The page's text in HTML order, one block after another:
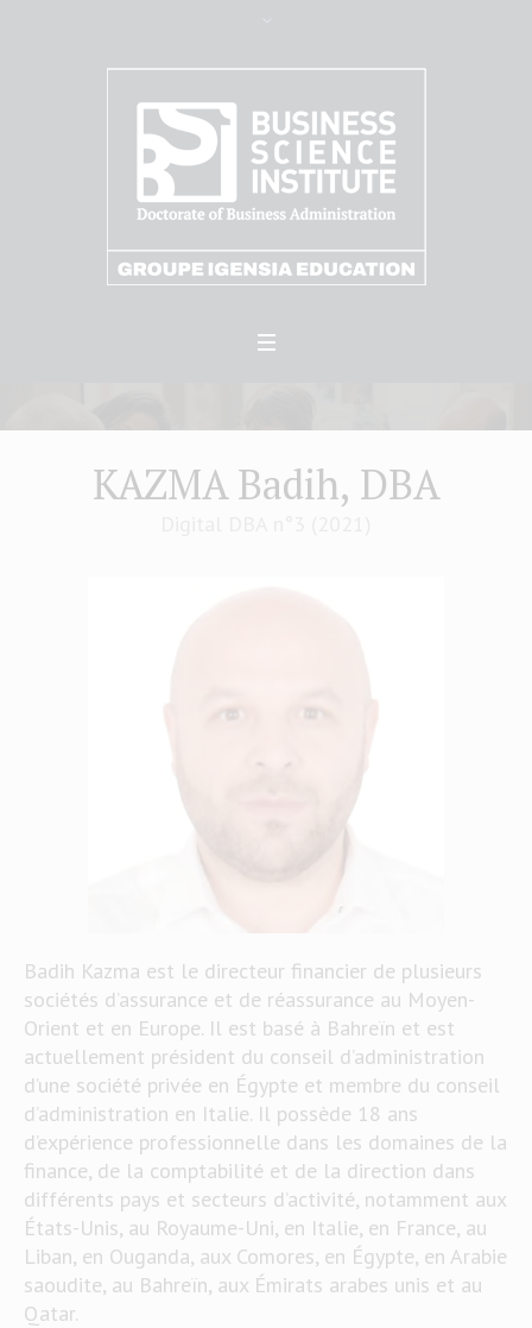
KAZMA Badih, DBA
Badih Kazma est le directeur financier de plusieurs
sociétés d’assurance et de réassurance au Moyen-
Orient et en Europe. Il est basé à Bahreïn et est
actuellement président du conseil d’administration
d’une société privée en Égypte et membre du conseil
d’administration en Italie. Il possède 18 ans
d’expérience professionnelle dans les domaines de la
finance, de la comptabilité et de la direction dans
différents pays et secteurs d’activité, notamment aux
États-Unis, au Royaume-Uni, en Italie, en France, au
Liban, en Ouganda, aux Comores, en Égypte, en Arabie
saoudite, au Bahreïn, aux Émirats arabes unis et au
Qatar.